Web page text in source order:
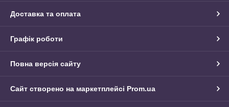
Доставка та оплата
Графік роботи
Повна версія сайту
Сайт створено на маркетплейсі Prom.ua